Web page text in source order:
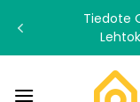
content
Tiedote